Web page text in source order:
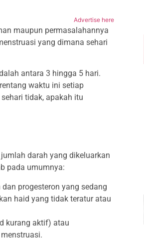
Advertise here
maupun permasalahannya
yang dimana sehari
antara 3 hingga 5 hari.
waktu ini setiap
tidak, apakah itu
darah yang dikeluarkan
pada umumnya:
progesteron yang sedang
haid yang tidak teratur atau
kurang aktif) atau